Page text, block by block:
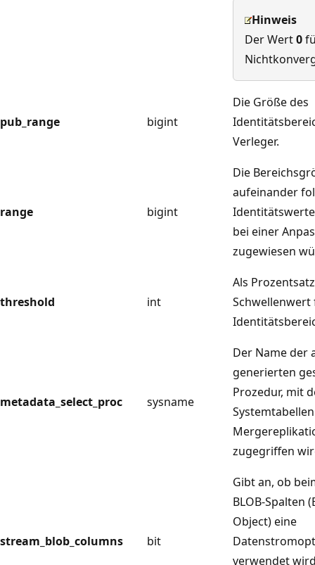
Hinweis
Der Wert0
pub_range bigint
Die Größe des
Verleger.
range bigint
Die
aufeinander
bei einer
zugewiesen
threshold int
Als
Schwellenwert
metadata_select_proc sysname
Der Name der
generierten
Prozedur, mit
zugegriffen
stream_blob_columns bit
Gibt an, ob
BLOB-Spalten
Object) eine
verwendet